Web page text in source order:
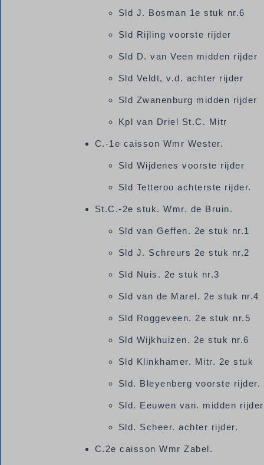
Sld J. Bosman 1e stuk nr.6
Sld Rijling voorste rijder
Sld D. van Veen midden rijder
Sld Veldt, v.d. achter rijder
Sld Zwanenburg midden rijder
Kpl van Driel St.C. Mitr
C.-1e caisson Wmr Wester.
Sld Wijdenes voorste rijder
Sld Tetteroo achterste rijder.
St.C.-2e stuk. Wmr. de Bruin.
Sld van Geffen. 2e stuk nr.1
Sld J. Schreurs 2e stuk nr.2
Sld Nuis. 2e stuk nr.3
Sld van de Marel. 2e stuk nr.4
Sld Roggeveen. 2e stuk nr.5
Sld Wijkhuizen. 2e stuk nr.6
Sld Klinkhamer. Mitr. 2e stuk
Sld. Bleyenberg voorste rijder.
Sld. Eeuwen van. midden
Sld. Scheer. achter rijder.
C.2e caisson Wmr Zabel.